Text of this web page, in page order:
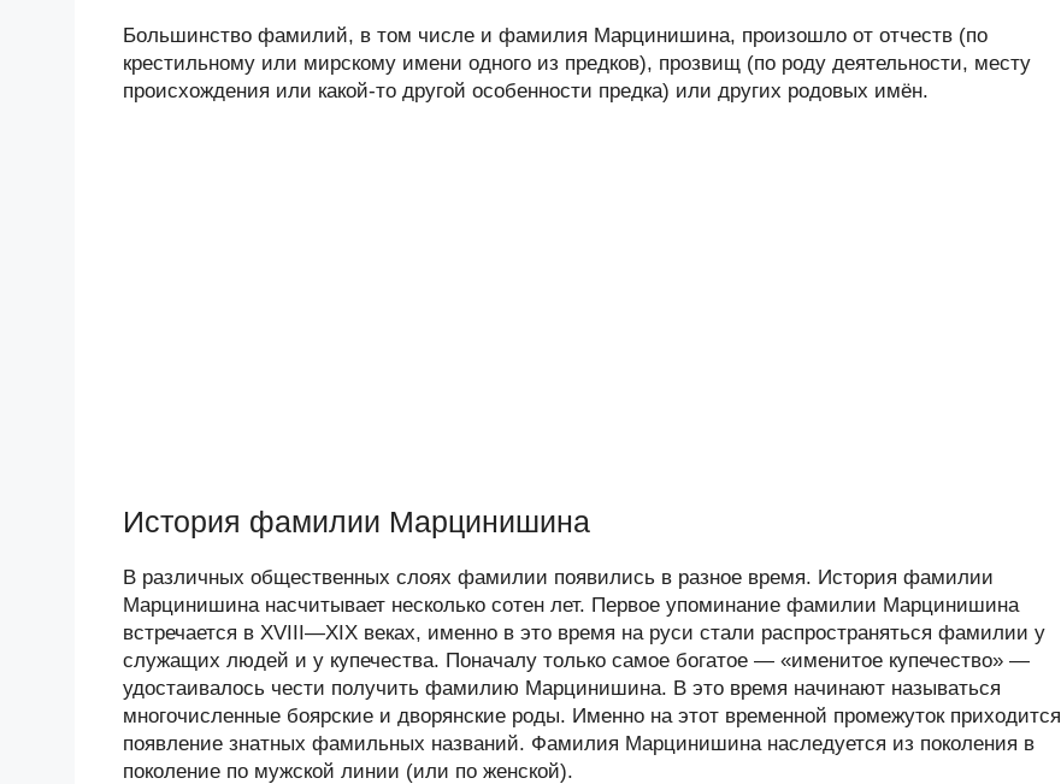
Большинство фамилий, в том числе и фамилия Марцинишина, произошло от отчеств (по
крестильному или мирскому имени одного из предков), прозвищ (по роду деятельности, месту
происхождения или какой-то другой особенности предка) или других родовых имён.
История фамилии Марцинишина
В различных общественных слоях фамилии появились в разное время. История фамилии
Марцинишина насчитывает несколько сотен лет. Первое упоминание фамилии Марцинишина
встречается в XVIII—XIX веках, именно в это время на руси стали распространяться фамилии у
служащих людей и у купечества. Поначалу только самое богатое — «именитое купечество» —
удостаивалось чести получить фамилию Марцинишина. В это время начинают называться
многочисленные боярские и дворянские роды. Именно на этот временной промежуток приходится
появление знатных фамильных названий. Фамилия Марцинишина наследуется из поколения в
поколение по мужской линии (или по женской).